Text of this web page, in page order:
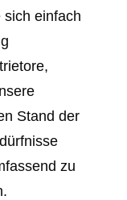
sich einfach
Stand der
zu